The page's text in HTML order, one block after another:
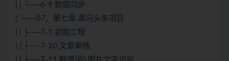
| | └──6-9 数据同步
| └──07、第七章 黑马头条项目
| | ├──7-1 初始工程
| | ├──7-10 文章审核